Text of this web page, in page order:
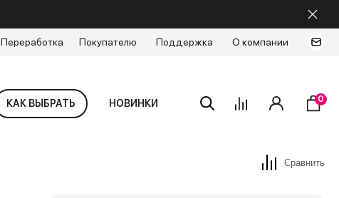
Переработка Покупателю Поддержка О компании
КАК ВЫБРАТЬ НОВИНКИ 0
Сравнить